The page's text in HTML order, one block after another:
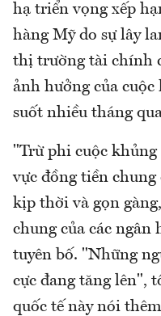
hạ triển vọng xếp
hàng Mỹ do sự lây
thị trường tài chính
ảnh hưởng của
suốt nhiều tháng
"Trừ phi cuộc
vực đồng tiền chung
kịp thời và gọn
chung của các ngân
tuyên bố. "Những
cực đang tăng lên",
quốc tế này nói